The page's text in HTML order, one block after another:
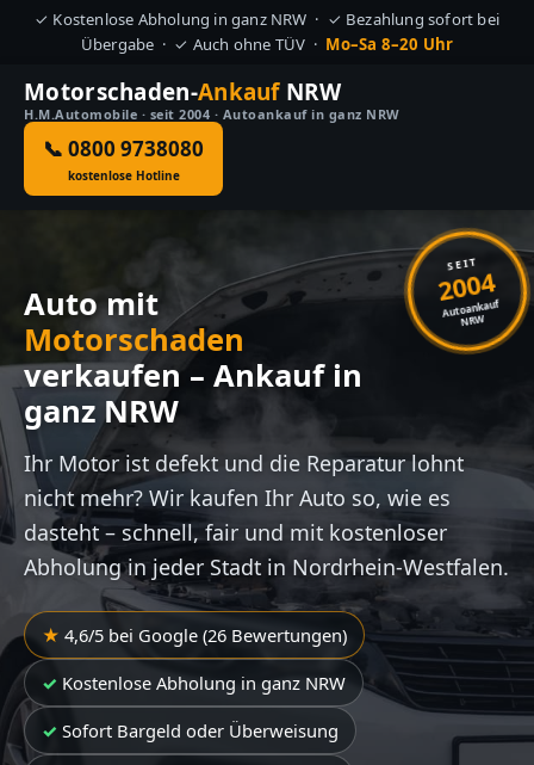
✓ Kostenlose Abholung in ganz NRW · ✓ Bezahlung sofort bei
Übergabe · ✓ Auch ohne TÜV · Mo–Sa 8–20 Uhr
Motorschaden-AnkaufNRW
H.M.Automobile · seit 2004 · Autoankauf in ganz NRW
📞 0800 9738080
kostenlose Hotline
SEIT
2004
Autoankauf
NRW
Auto mit
Motorschaden
verkaufen – Ankauf in
ganz NRW
Ihr Motor ist defekt und die Reparatur lohnt
nicht mehr? Wir kaufen Ihr Auto so, wie es
dasteht – schnell, fair und mit kostenloser
Abholung in jeder Stadt in Nordrhein-Westfalen.
4,6/5 bei Google (26 Bewertungen)
Kostenlose Abholung in ganz NRW
Sofort Bargeld oder Überweisung